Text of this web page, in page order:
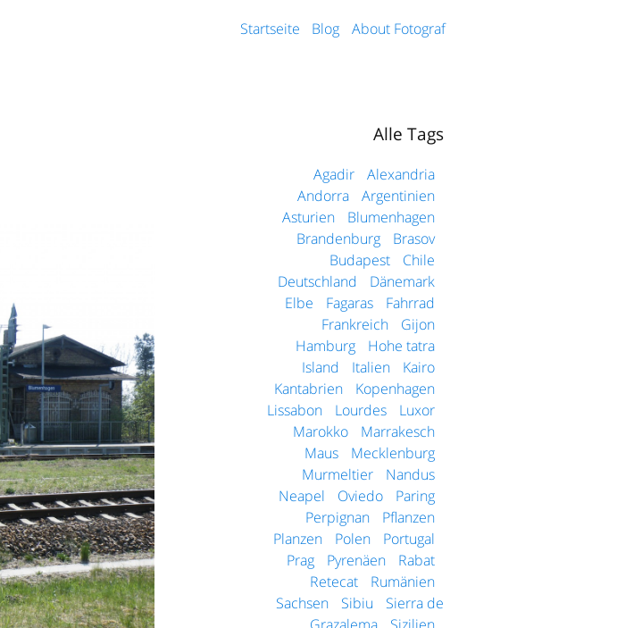
Startseite Blog About Fotograf
Alle Tags
Agadir
Alexandria
Andorra
Argentinien
Asturien
Blumenhagen
Brandenburg
Brasov
Budapest
Chile
Deutschland
Dänemark
Elbe
Fagaras
Fahrrad
Frankreich
Gijon
Hamburg
Hohe tatra
Island
Italien
Kairo
Kantabrien
Kopenhagen
Lissabon
Lourdes
Luxor
Marokko
Marrakesch
Maus
Mecklenburg
Murmeltier
Nandus
Neapel
Oviedo
Paring
Perpignan
Pflanzen
Planzen
Polen
Portugal
Prag
Pyrenäen
Rabat
Retecat
Rumänien
Sachsen
Sibiu
Sierra de